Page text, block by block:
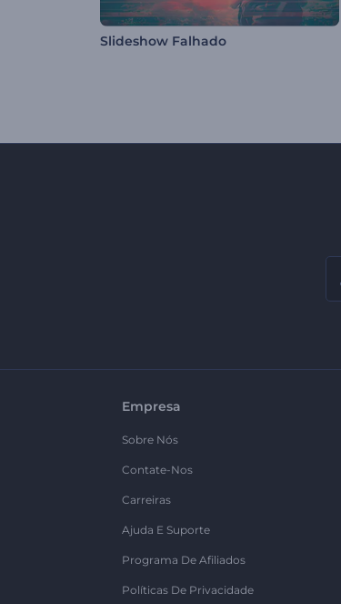
Slideshow Falhado
Empresa
Sobre Nós
Contate-Nos
Carreiras
Ajuda E Suporte
Programa De Afiliados
Políticas De Privacidade